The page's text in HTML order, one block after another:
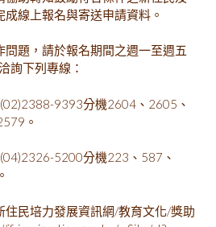
線上報名與寄送申請資料。
問題，請於報名期間之週一至週五
詢下列專線：
9393分機2604、2605、
。
5200分機223、587、
住民培力發展資訊網/教育文化/獎助